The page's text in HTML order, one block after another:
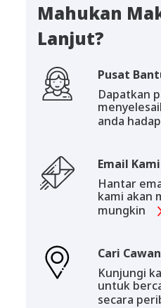
Mahukan
Lanjut?
Pusat
Dapatkan
anda
Email Kami
Hantar
kami akan
mungkin
Cari
Kunjungi
untuk
secara